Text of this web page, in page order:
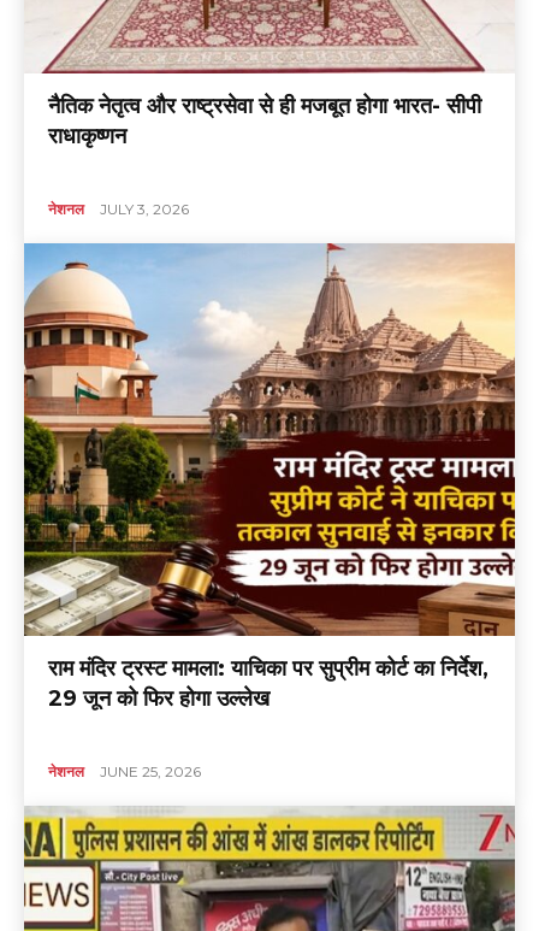
नैतिक नेतृत्व और राष्ट्रसेवा से ही मजबूत होगा भारत- सीपी
राधाकृष्णन
नेशनल JULY 3, 2026
राम मंदिर ट्रस्ट मामला: याचिका पर सुप्रीम कोर्ट का निर्देश,
29 जून को फिर होगा उल्लेख
नेशनल JUNE 25, 2026